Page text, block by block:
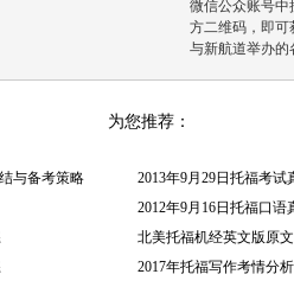
微信公众账号中
方二维码，即可
与新航道举办的
与备考策略
为您推荐：
2013年9月29日托福考试
2012年9月16日托福口语
北美托福机经英文版原
2017年托福写作考情分